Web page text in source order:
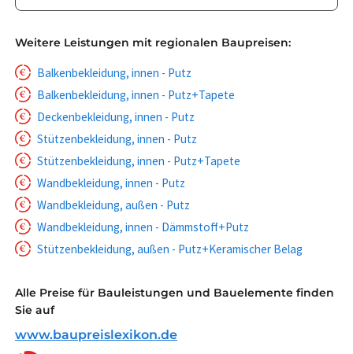
Weitere Leistungen mit regionalen Baupreisen:
Balkenbekleidung, innen - Putz
Balkenbekleidung, innen - Putz+Tapete
Deckenbekleidung, innen - Putz
Stützenbekleidung, innen - Putz
Stützenbekleidung, innen - Putz+Tapete
Wandbekleidung, innen - Putz
Wandbekleidung, außen - Putz
Wandbekleidung, innen - Dämmstoff+Putz
Stützenbekleidung, außen - Putz+Keramischer Belag
Alle Preise für Bauleistungen und Bauelemente finden
Sie auf
www.baupreislexikon.de